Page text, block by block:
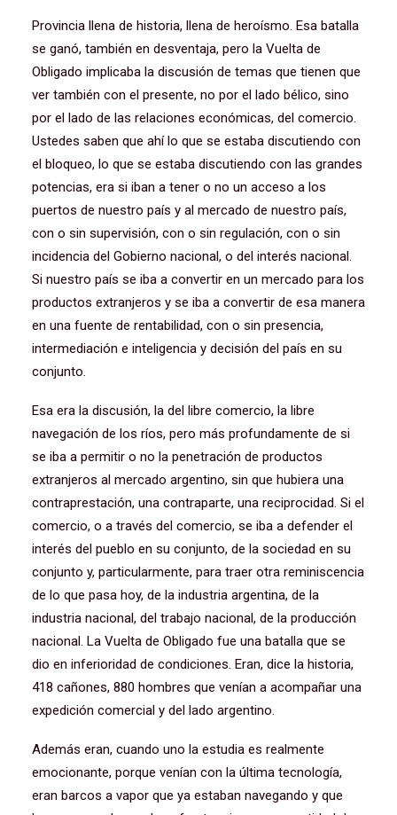
Provincia llena de historia, llena de heroísmo. Esa batalla
se ganó, también en desventaja, pero la Vuelta de
Obligado implicaba la discusión de temas que tienen que
ver también con el presente, no por el lado bélico, sino
por el lado de las relaciones económicas, del comercio.
Ustedes saben que ahí lo que se estaba discutiendo con
el bloqueo, lo que se estaba discutiendo con las grandes
potencias, era si iban a tener o no un acceso a los
puertos de nuestro país y al mercado de nuestro país,
con o sin supervisión, con o sin regulación, con o sin
incidencia del Gobierno nacional, o del interés nacional.
Si nuestro país se iba a convertir en un mercado para los
productos extranjeros y se iba a convertir de esa manera
en una fuente de rentabilidad, con o sin presencia,
intermediación e inteligencia y decisión del país en su
conjunto.
Esa era la discusión, la del libre comercio, la libre
navegación de los ríos, pero más profundamente de si
se iba a permitir o no la penetración de productos
extranjeros al mercado argentino, sin que hubiera una
contraprestación, una contraparte, una reciprocidad. Si el
comercio, o a través del comercio, se iba a defender el
interés del pueblo en su conjunto, de la sociedad en su
conjunto y, particularmente, para traer otra reminiscencia
de lo que pasa hoy, de la industria argentina, de la
industria nacional, del trabajo nacional, de la producción
nacional. La Vuelta de Obligado fue una batalla que se
dio en inferioridad de condiciones. Eran, dice la historia,
418 cañones, 880 hombres que venían a acompañar una
expedición comercial y del lado argentino.
Además eran, cuando uno la estudia es realmente
emocionante, porque venían con la última tecnología,
eran barcos a vapor que ya estaban navegando y que